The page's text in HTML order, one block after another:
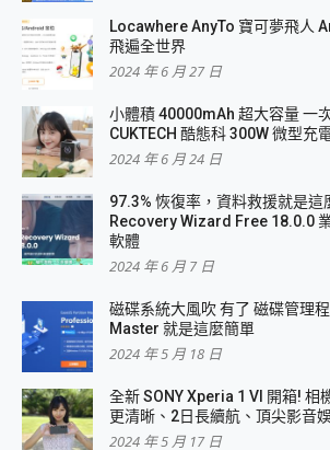
Locawhere AnyTo 寶可夢飛人
飛遍全世界
2024 年 6 月 27 日
小體積 40000mAh 超大容量 一
CUKTECH 酷態科 300W 微型充
2024 年 6 月 24 日
97.3% 恢復率，資料救援就是這
Recovery Wizard Free 18.0.0
軟體
2024 年 6 月 7 日
磁碟系統大風吹 有了 磁碟管理
Master 就是這麼簡單
2024 年 5 月 18 日
全新 SONY Xperia 1 VI 開箱! 相
更清晰、2日長續航、頂尖影音
2024 年 5 月 17 日